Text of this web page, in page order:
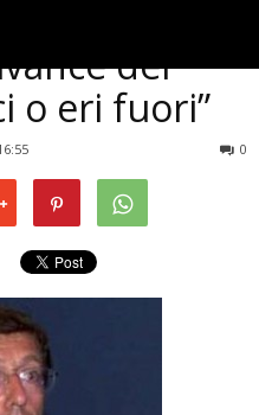
vigilessa:
del
o eri fuori”
0